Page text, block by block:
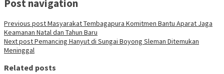
Post navigation
Previous postMasyarakat Tembagapura Komitmen Bantu Aparat Jaga
Keamanan Natal dan Tahun Baru
Next postPemancing Hanyut di Sungai Boyong Sleman Ditemukan
Meninggal
Related posts